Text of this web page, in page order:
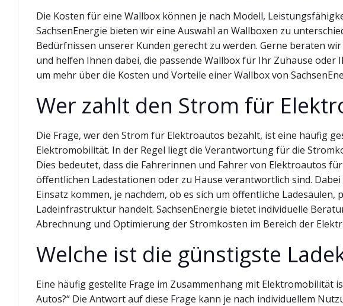
Die Kosten für eine Wallbox können je nach Modell,
SachsenEnergie bieten wir eine Auswahl an Wallboxen zu
Bedürfnissen unserer Kunden gerecht zu werden. Gerne beraten
und helfen Ihnen dabei, die passende Wallbox für Ihr Zuhause
um mehr über die Kosten und Vorteile einer Wallbox von
Wer zahlt den Strom für
Die Frage, wer den Strom für Elektroautos bezahlt, ist eine häufig
Elektromobilität. In der Regel liegt die Verantwortung für die
Dies bedeutet, dass die Fahrerinnen und Fahrer von Elektroautos
öffentlichen Ladestationen oder zu Hause verantwortlich sind.
Einsatz kommen, je nachdem, ob es sich um öffentliche
Ladeinfrastruktur handelt. SachsenEnergie bietet individuelle
Abrechnung und Optimierung der Stromkosten im Bereich der
Welche ist die günstigste
Eine häufig gestellte Frage im Zusammenhang mit Elektromobilität
Autos?“ Die Antwort auf diese Frage kann je nach individuellem